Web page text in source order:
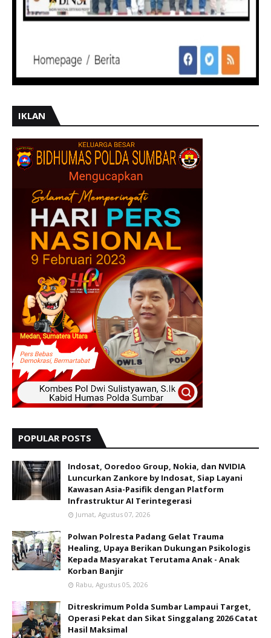
IKLAN
POPULAR POSTS
Indosat, Ooredoo Group, Nokia, dan NVIDIA
Luncurkan Zankore by Indosat, Siap Layani
Kawasan Asia-Pasifik dengan Platform
Infrastruktur AI Terintegerasi
Jumat, Agustus 07, 2026
Polwan Polresta Padang Gelat Trauma
Healing, Upaya Berikan Dukungan Psikologis
Kepada Masyarakat Terutama Anak - Anak
Korban Banjir
Rabu, Agustus 05, 2026
Ditreskrimum Polda Sumbar Lampaui Target,
Operasi Pekat dan Sikat Singgalang 2026 Catat
Hasil Maksimal